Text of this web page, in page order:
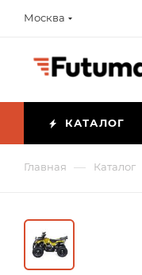
Москва
КАТАЛОГ
Главная — Каталог